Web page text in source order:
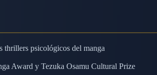
thrillers psicológicos del manga
Award y Tezuka Osamu Cultural Prize